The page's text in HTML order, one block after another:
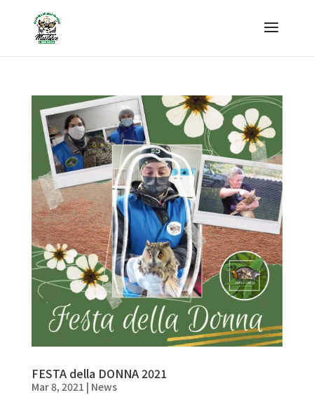
FESTA della DONNA 2021
Mar 8, 2021 | News